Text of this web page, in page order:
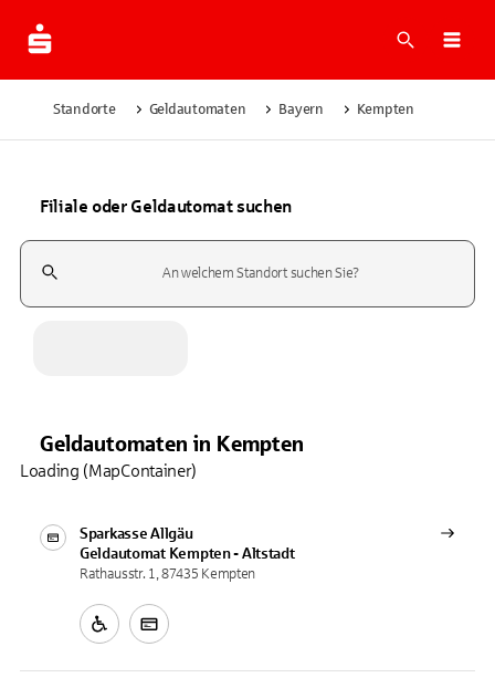
Suche
Standorte Geldautomaten Bayern Kempten
Filiale oder Geldautomat suchen
Suchfeld
Geldautomaten in Kempten
Sparkasse Allgäu
Geldautomat Kempten - Altstadt
Rathausstr. 1, 87435 Kempten
Loading (MapContainer)